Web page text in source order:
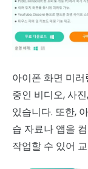
아이폰 화면 미
중인 비디오, 사
있습니다. 또한,
습 자료나 앱을
작업할 수 있어